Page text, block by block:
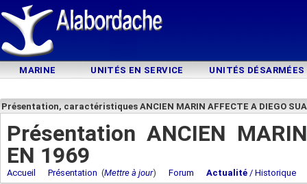
MARINE UNITÉS EN SERVICE UNITÉS DÉSARMÉES
Présentation, caractéristiques ANCIEN MARIN AFFECTE A DIEGO
Présentation ANCIEN
EN 1969
Accueil Présentation (Mettre à jour) Forum Actualité / Historique